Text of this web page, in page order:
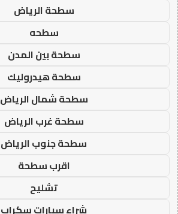
سطحة الرياض
سطحه
سطحة بين المدن
سطحة هيدروليك
سطحة شمال الرياض
سطحة غرب الرياض
سطحة جنوب الرياض
اقرب سطحة
تشليح
شراء سيارات سكراب